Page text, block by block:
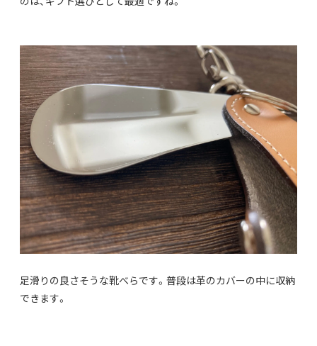
足滑りの良さそうな靴べらです。普段は革のカバーの中に収納
できます。